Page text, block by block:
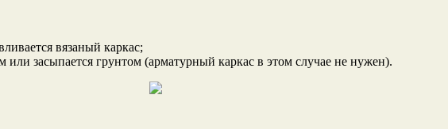
вязаный каркас;
засыпается грунтом (арматурный каркас в этом случае не нужен).